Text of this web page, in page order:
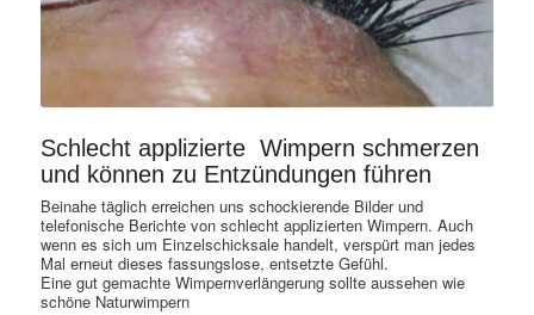
Schlecht applizierte Wimpern schmerzen
und können zu Entzündungen führen
Beinahe täglich erreichen uns schockierende Bilder und
telefonische Berichte von schlecht applizierten Wimpern. Auch
wenn es sich um Einzelschicksale handelt, verspürt man jedes
Mal erneut dieses fassungslose, entsetzte Gefühl.
Eine gut gemachte Wimpernverlängerung sollte aussehen wie
schöne Naturwimpern